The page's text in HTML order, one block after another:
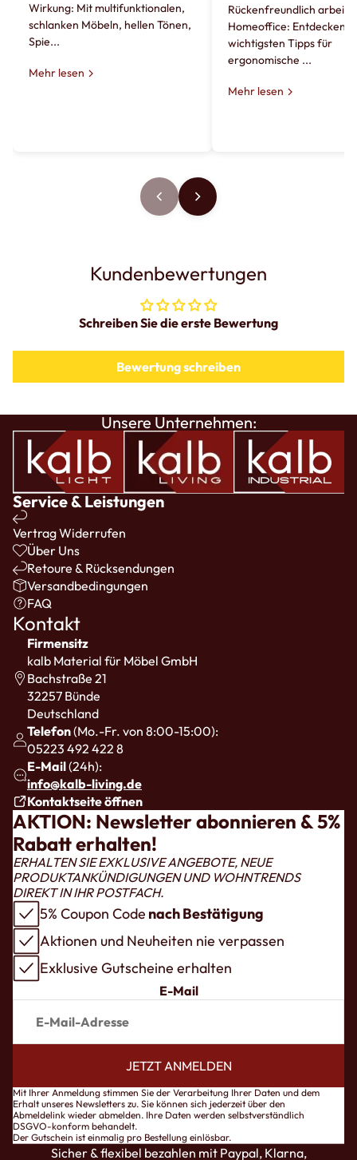
Wirkung: Mit multifunktionalen,
schlanken Möbeln, hellen Tönen,
Spie...
Mehr lesen
Rückenfreundlich
Homeoffice: Entdecken
wichtigsten Tipps für
ergonomische ...
Mehr lesen
Kundenbewertungen
Schreiben Sie die erste Bewertung
Bewertung schreiben
Unsere Unternehmen:
Service & Leistungen
Vertrag Widerrufen
Über Uns
Retoure & Rücksendungen
Versandbedingungen
FAQ
Kontakt
Firmensitz
kalb Material für Möbel GmbH
Bachstraße 21
32257 Bünde
Deutschland
Telefon(Mo.-Fr. von 8:00-15:00):
05223 492 422 8
E-Mail(24h):
info@kalb-living.de
Kontaktseite öffnen
AKTION: Newsletter abonnieren & 5%
Rabatt erhalten!
ERHALTEN SIE EXKLUSIVE ANGEBOTE, NEUE
PRODUKTANKÜNDIGUNGEN UND WOHNTRENDS
DIREKT IN IHR POSTFACH.
5% Coupon Code nach Bestätigung
Aktionen und Neuheiten nie verpassen
Exklusive Gutscheine erhalten
E-Mail
JETZT ANMELDEN
Mit Ihrer Anmeldung stimmen Sie der Verarbeitung Ihrer Daten und dem
Erhalt unseres Newsletters zu. Sie können sich jederzeit über den
Abmeldelink wieder abmelden. Ihre Daten werden selbstverständlich
DSGVO-konform behandelt.
Der Gutschein ist einmalig pro Bestellung einlösbar.
Sicher & flexibel bezahlen mit Paypal, Klarna,